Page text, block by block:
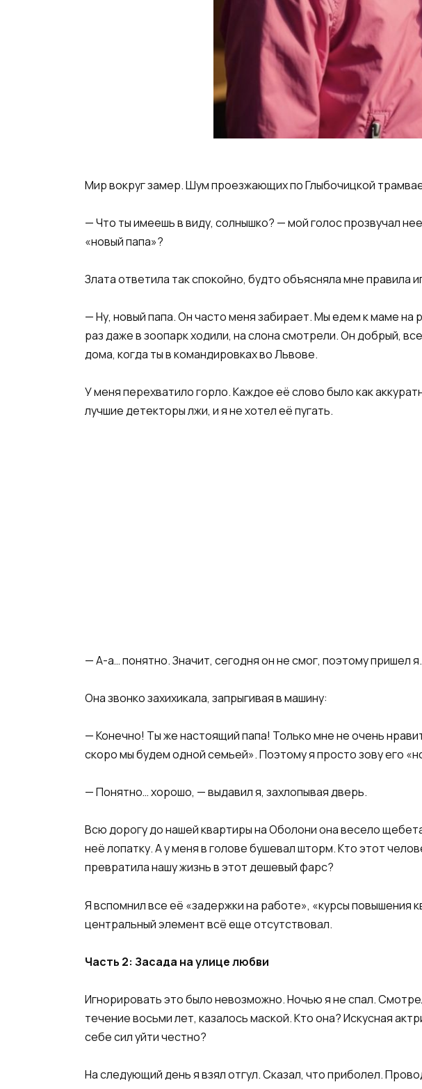
Мир вокруг замер. Шум проезжающих по Глыбочицкой
— Что ты имеешь в виду, солнышко? — мой голос прозвучал
«новый папа»?
Злата ответила так спокойно, будто объясняла мне правила
— Ну, новый папа. Он часто меня забирает. Мы едем к маме на
раз даже в зоопарк ходили, на слона смотрели. Он добрый,
дома, когда ты в командировках во Львове.
У меня перехватило горло. Каждое её слово было как
лучшие детекторы лжи, и я не хотел её пугать.
— А-а… понятно. Значит, сегодня он не смог, поэтому пришел
Она звонко захихикала, запрыгивая в машину:
— Конечно! Ты же настоящий папа! Только мне не очень
скоро мы будем одной семьей». Поэтому я просто зову его
— Понятно… хорошо, — выдавил я, захлопывая дверь.
Всю дорогу до нашей квартиры на Оболони она весело
неё лопатку. А у меня в голове бушевал шторм. Кто этот
превратила нашу жизнь в этот дешевый фарс?
Я вспомнил все её «задержки на работе», «курсы повышения
центральный элемент всё еще отсутствовал.
Часть 2: Засада на улице любви
Игнорировать это было невозможно. Ночью я не спал.
течение восьми лет, казалось маской. Кто она? Искусная
себе сил уйти честно?
На следующий день я взял отгул. Сказал, что приболел.